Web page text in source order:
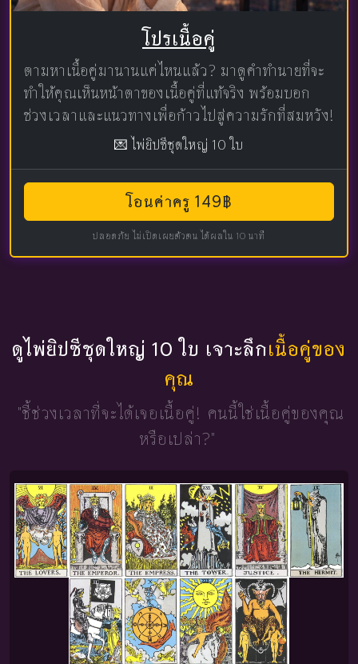
โปรเนื้อคู่
ตามหาเนื้อคู่มานานแค่ไหนแล้ว? มาดูคำทำนายที่จะ
ทำให้คุณเห็นหน้าตาของเนื้อคู่ที่แท้จริง พร้อมบอก
ช่วงเวลาและแนวทางเพื่อก้าวไปสู่ความรักที่สมหวัง!
💌 ไพ่ยิปซีชุดใหญ่ 10 ใบ
โอนค่าครู 149฿
ปลอดภัย ไม่เปิดเผยตัวตน ได้ผลใน 10 นาที
ดูไพ่ยิปซีชุดใหญ่ 10 ใบ เจาะลึกเนื้อคู่ของ
คุณ
"ชี้ช่วงเวลาที่จะได้เจอเนื้อคู่! คนนี้ใช่เนื้อคู่ของคุณ
หรือเปล่า?"